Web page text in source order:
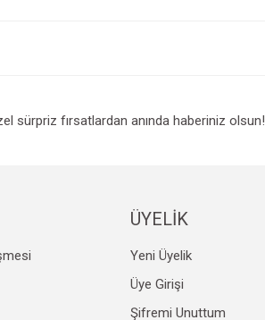
Gönder
sürpriz fırsatlardan anında haberiniz olsun!
ÜYELİK
Yeni Üyelik
Üye Girişi
Şifremi Unuttum